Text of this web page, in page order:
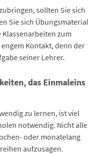
sollten Sie sich
Sie sich Übungsmaterial
zum
Kontakt, denn der
seiner Lehrer.
das Einmaleins
zu lernen, ist viel
notwendig. Nicht alle
oder monatelang
aufzusagen.